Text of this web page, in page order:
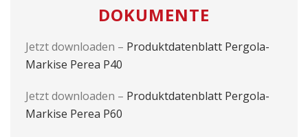
DOKUMENTE
Jetzt downloaden – Produktdatenblatt Pergola-
Markise Perea P40
Jetzt downloaden – Produktdatenblatt Pergola-
Markise Perea P60